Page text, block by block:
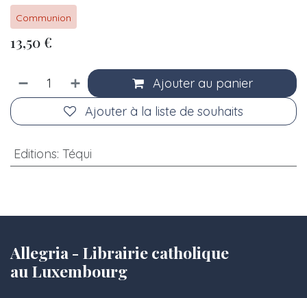
Communion
13,50€
Ajouter au panier
Ajouter à la liste de souhaits
Editions: Téqui
Allegria - Librairie catholique
au Luxembourg